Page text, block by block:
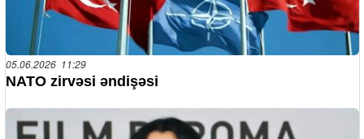
05.06.2026 11:29
NATO zirvəsi əndişəsi